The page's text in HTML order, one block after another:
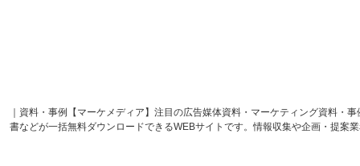
｜資料・事例【マーケメディア】注目の広告媒体資料・マーケティング資料・
書などが一括無料ダウンロードできるWEBサイトです。情報収集や企画・提案